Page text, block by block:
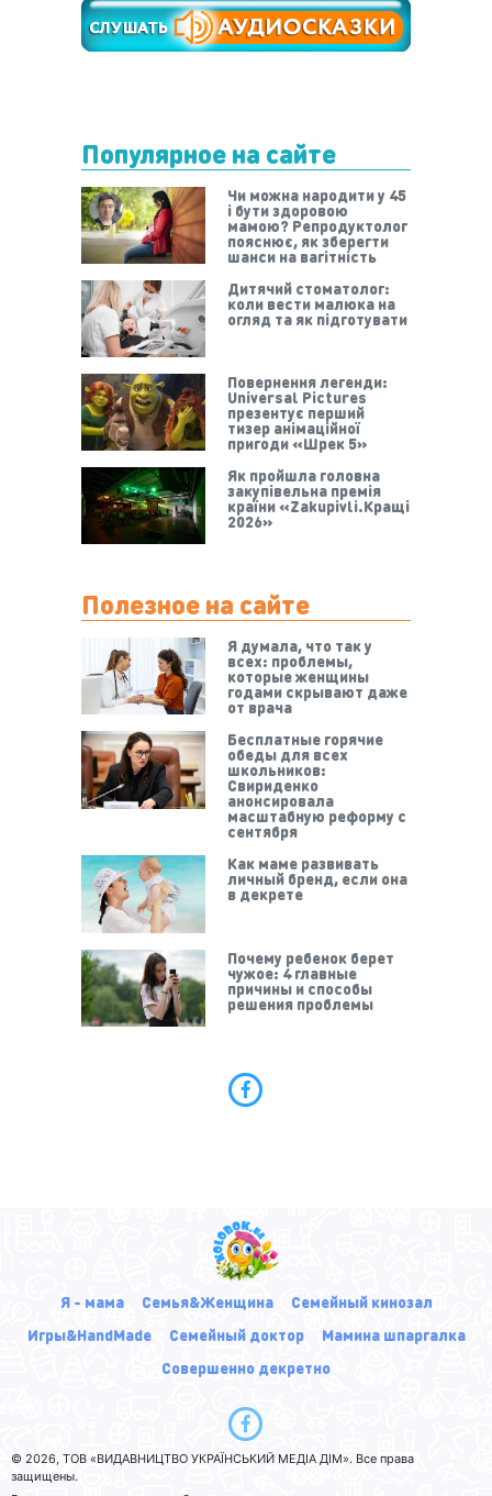
Популярное на сайте
Чи можна народити у 45
і бути здоровою
мамою? Репродуктолог
пояснює, як зберегти
шанси на вагітність
Дитячий стоматолог:
коли вести малюка на
огляд та як підготувати
Повернення легенди:
Universal Pictures
презентує перший
тизер анімаційної
пригоди «Шрек 5»
Як пройшла головна
закупівельна премія
країни «Zakupivli.Кращі
2026»
Полезное на сайте
Я думала, что так у
всех: проблемы,
которые женщины
годами скрывают даже
от врача
Бесплатные горячие
обеды для всех
школьников:
Свириденко
анонсировала
масштабную реформу с
сентября
Как маме развивать
личный бренд, если она
в декрете
Почему ребенок берет
чужое: 4 главные
причины и способы
решения проблемы
Я - мама Семья&Женщина
Семейный кинозал
Игры&HandMade
Семейный доктор
Мамина шпаргалка
Совершенно декретно
© 2026, ТОВ «ВИДАВНИЦТВО УКРАЇНСЬКИЙ МЕДІА ДІМ». Все права
защищены.